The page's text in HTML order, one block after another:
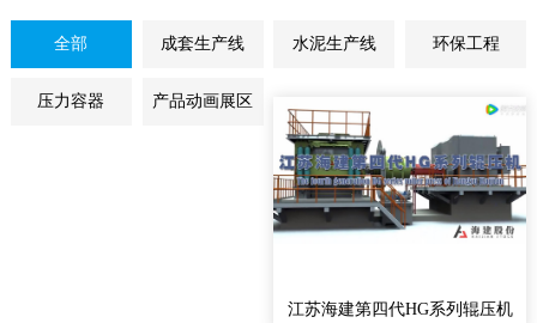
全部 成套生产线 水泥生产线 环保工程
压力容器 产品动画展区
江苏海建第四代HG系列辊压机